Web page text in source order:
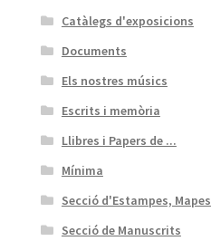
Catàlegs d'exposicions
Documents
Els nostres músics
Escrits i memòria
Llibres i Papers de ...
Mínima
Secció d'Estampes,
Secció de Manuscrits